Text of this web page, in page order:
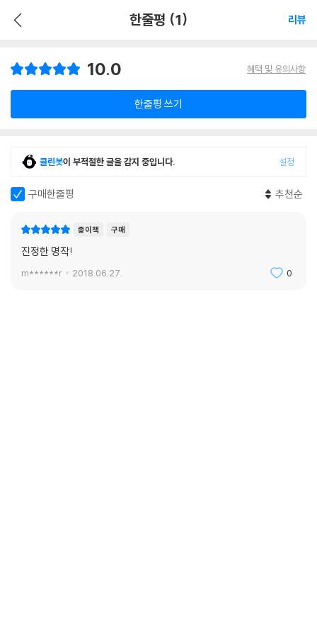
한줄평 (1) 리뷰
10.0 혜택 및 유의사항
한줄평 쓰기
클린봇이 부적절한 글을 감지 중입니다. 설정
구매한줄평 추천순
종이책 구매
진정한 명작!
m******r 2018.06.27. 0